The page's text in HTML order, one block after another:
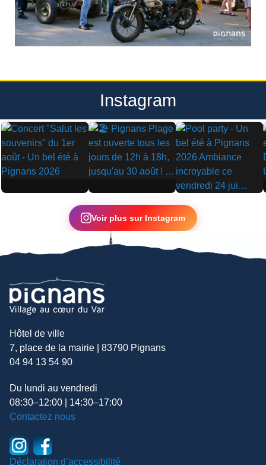
Instagram
▶ ▶
▶
Voir plus sur Instagram
Hôtel de ville
7, place de la mairie | 83790 Pignans
04 94 13 54 90
Du lundi au vendredi
08:30–12:00 | 14:30–17:00
Contactez nous
Déclaration d’accessibilité